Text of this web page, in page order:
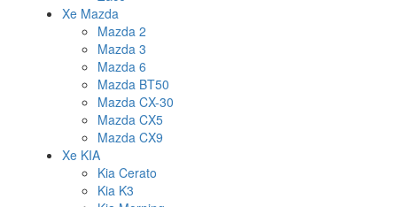
Xe Mazda
Mazda 2
Mazda 3
Mazda 6
Mazda BT50
Mazda CX-30
Mazda CX5
Mazda CX9
Xe KIA
Kia Cerato
Kia K3